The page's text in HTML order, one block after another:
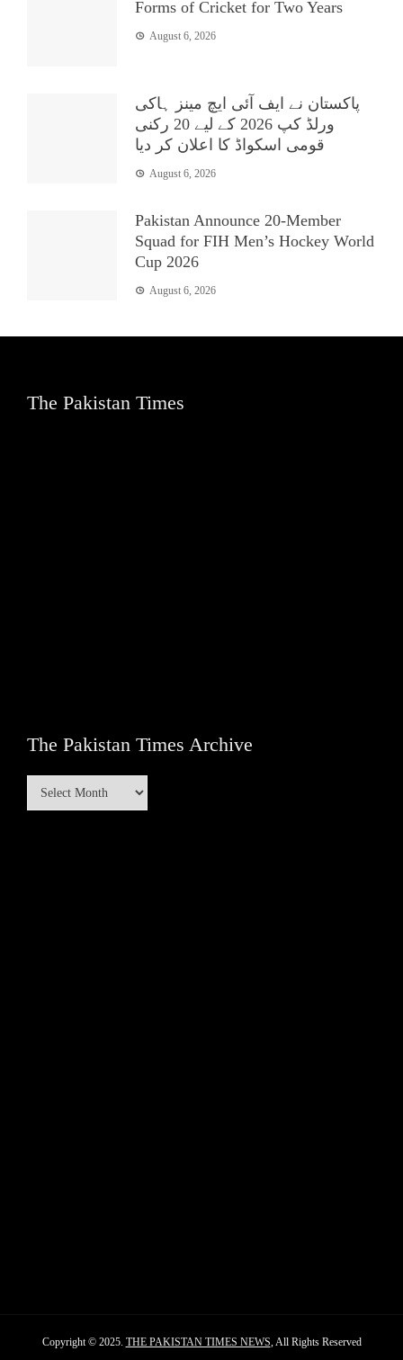
Forms of Cricket for Two Years
August 6, 2026
پاکستان نے ایف آئی ایچ مینز ہاکی
ورلڈ کپ 2026 کے لیے 20 رکنی
قومی اسکواڈ کا اعلان کر دیا
August 6, 2026
Pakistan Announce 20-Member
Squad for FIH Men’s Hockey World
Cup 2026
August 6, 2026
The Pakistan Times
The Pakistan Times Archive
The
Pakistan
Copyright © 2025. THE PAKISTAN TIMES NEWS, All Rights Reserved